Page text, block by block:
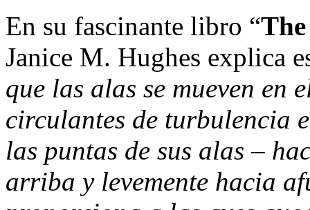
En su fascinante libro “
Janice M. Hughes explica
que las alas se mueven en
circulantes de turbulencia
las puntas de sus alas –
arriba y levemente hacia